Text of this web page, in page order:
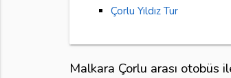
Çorlu Yıldız Tur
Malkara Çorlu arası otobüs